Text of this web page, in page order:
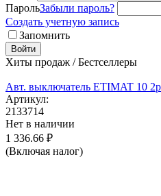
ПарольЗабыли пароль?
Создать учетную запись
Запомнить
Войти
Хиты продаж / Бестселлеры
Авт. выключатель ETIMAT 10
Артикул:
2133714
Нет в наличии
1 336.66 ₽
(Включая налог)